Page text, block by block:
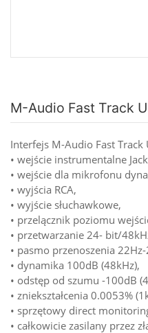
M-Audio Fast Track
Interfejs M-Audio Fast Track
• wejście instrumentalne
• wejście dla mikrofonu
• wyjścia RCA,
• wyjście słuchawkowe,
• przelącznik poziomu
• przetwarzanie 24- bit/
• pasmo przenoszenia
• dynamika 100dB (48kHz),
• odstęp od szumu -100dB
• zniekształcenia 0.0053%
• sprzętowy direct
• całkowicie zasilany przez